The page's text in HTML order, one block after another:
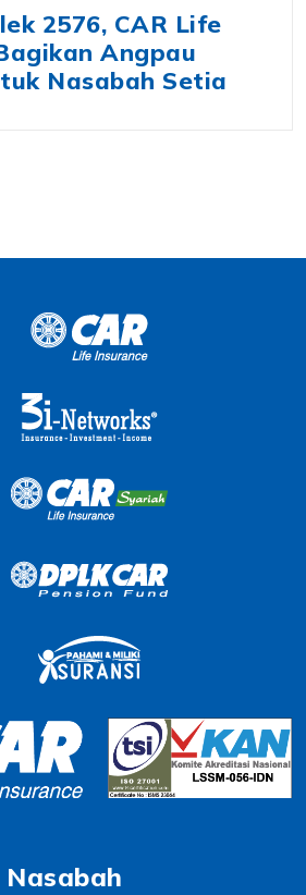
2576, CAR Life
Angpau
Nasabah Setia